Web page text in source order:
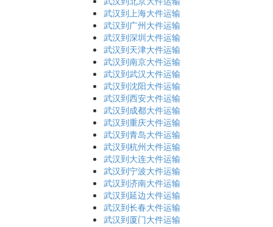
武汉到上海大件运输
武汉到广州大件运输
武汉到深圳大件运输
武汉到天津大件运输
武汉到南京大件运输
武汉到武汉大件运输
武汉到沈阳大件运输
武汉到西安大件运输
武汉到成都大件运输
武汉到重庆大件运输
武汉到青岛大件运输
武汉到杭州大件运输
武汉到大连大件运输
武汉到宁波大件运输
武汉到济南大件运输
武汉到延边大件运输
武汉到长春大件运输
武汉到厦门大件运输